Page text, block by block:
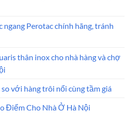
Perotac chính hãng, tránh
thân inox cho nhà hàng và chợ
với hàng trôi nổi cùng tầm giá
Điểm Cho Nhà Ở Hà Nội